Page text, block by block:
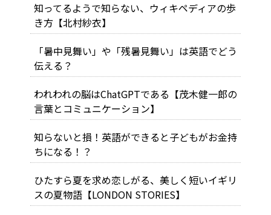
知ってるようで知らない、ウィキペディアの歩
き方【北村紗衣】
「暑中見舞い」や「残暑見舞い」は英語でどう
伝える？
われわれの脳はChatGPTである【茂木健一郎の
言葉とコミュニケーション】
知らないと損！英語ができると子どもがお金持
ちになる！？
ひたすら夏を求め恋しがる、美しく短いイギリ
スの夏物語【LONDON STORIES】